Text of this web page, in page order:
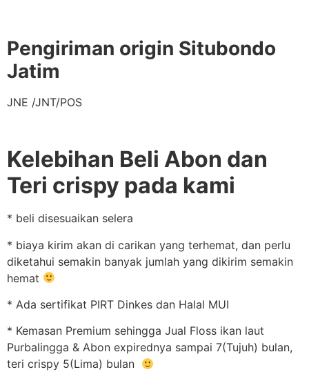
Pengiriman origin Situbondo
Jatim
JNE /JNT/POS
Kelebihan Beli Abon dan
Teri crispy pada kami
* beli disesuaikan selera
* biaya kirim akan di carikan yang terhemat, dan perlu
diketahui semakin banyak jumlah yang dikirim semakin
hemat
* Ada sertifikat PIRT Dinkes dan Halal MUI
* Kemasan Premium sehingga Jual Floss ikan laut
Purbalingga & Abon expirednya sampai 7(Tujuh) bulan,
teri crispy 5(Lima) bulan